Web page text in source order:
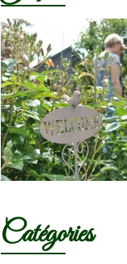
Catégories